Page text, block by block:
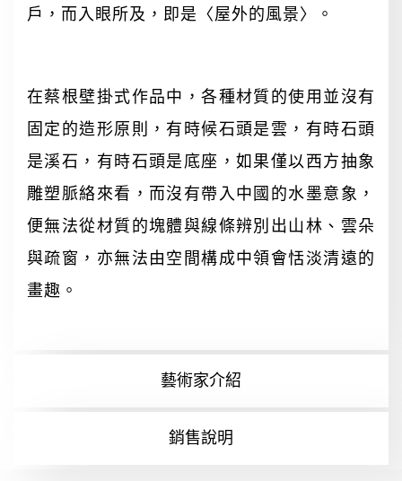
戶，而入眼所及，即是〈屋外的風景〉。
在蔡根壁掛式作品中，各種材質的使用並沒有
固定的造形原則，有時候石頭是雲，有時石頭
是溪石，有時石頭是底座，如果僅以西方抽象
雕塑脈絡來看，而沒有帶入中國的水墨意象，
便無法從材質的塊體與線條辨別出山林、雲朵
與疏窗，亦無法由空間構成中領會恬淡清遠的
畫趣。
藝術家介紹
銷售說明